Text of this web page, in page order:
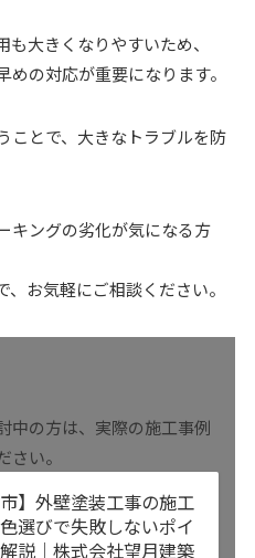
大きくなりやすいため、
の対応が重要になります。
ことで、大きなトラブルを防
キングの劣化が気になる方
お気軽にご相談ください。
中の方は、実際の施工事例
い。
市】外壁塗装工事の施工
選びで失敗しないポイ
説｜株式会社望月建築